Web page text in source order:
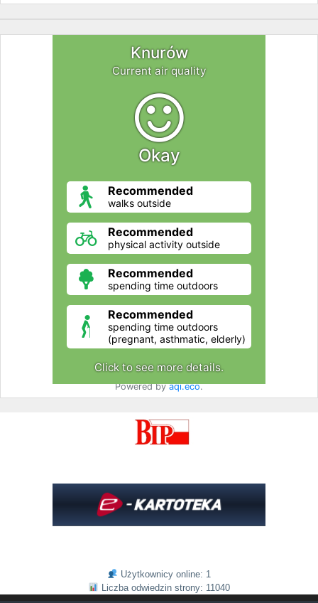
Użytkownicy online: 1
Liczba odwiedzin strony: 11040